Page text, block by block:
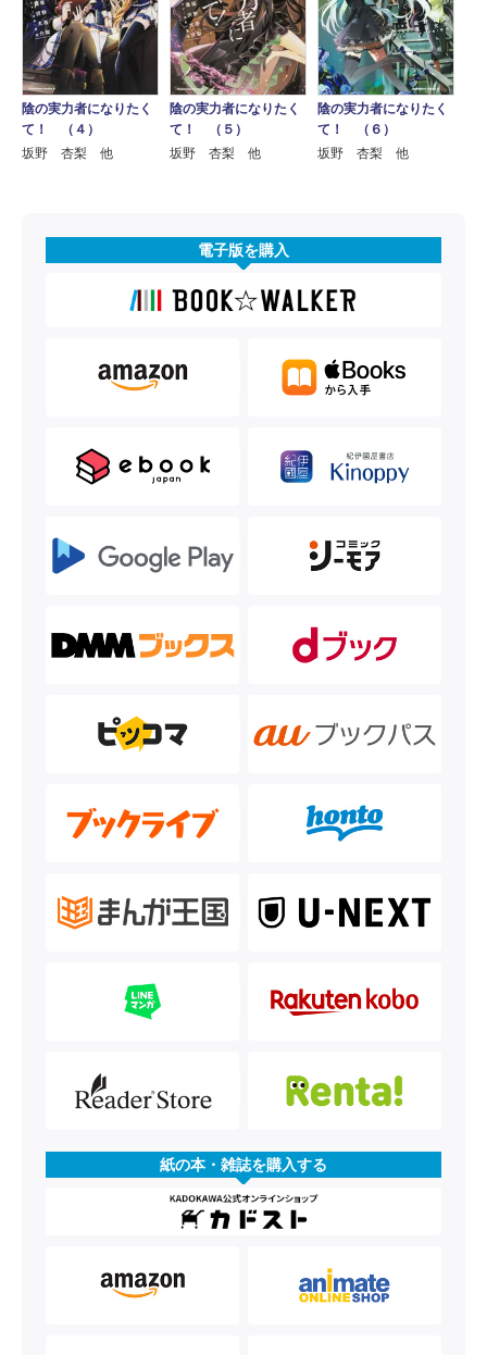
陰の実力者になりたく
て！ （４）
坂野 杏梨 他
陰の実力者になりたく
て！ （５）
坂野 杏梨 他
陰の実力者になりたく
て！ （６）
坂野 杏梨 他
電子版を購入
紙の本・雑誌を購入する